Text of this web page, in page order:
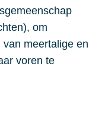
om
meertalige en
voren te